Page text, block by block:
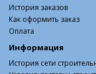
История заказов
Как оформить заказ
Оплата
Информация
История сети